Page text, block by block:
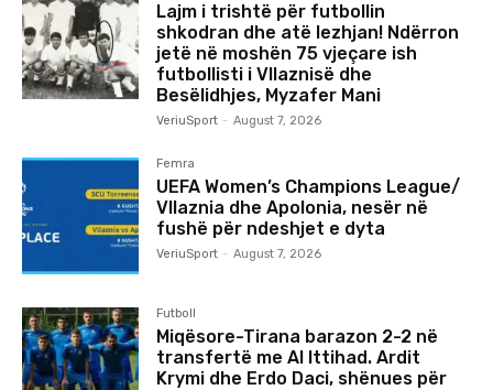
Lajm i trishtë për futbollin
shkodran dhe atë lezhjan! Ndërron
jetë në moshën 75 vjeçare ish
futbollisti i Vllaznisë dhe
Besëlidhjes, Myzafer Mani
VeriuSport - August 7, 2026
Femra
UEFA Women’s Champions League/
Vllaznia dhe Apolonia, nesër në
fushë për ndeshjet e dyta
VeriuSport - August 7, 2026
Futboll
Miqësore-Tirana barazon 2-2 në
transfertë me Al Ittihad. Ardit
Krymi dhe Erdo Daci, shënues për